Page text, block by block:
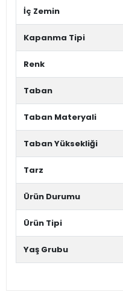
İç Zemin
Kapanma Tipi
Renk
Taban
Taban Materyali
Taban Yüksekliği
Tarz
Ürün Durumu
Ürün Tipi
Yaş Grubu